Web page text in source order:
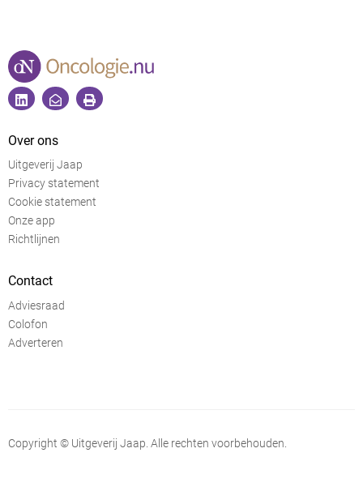
Over ons
Uitgeverij Jaap
Privacy statement
Cookie statement
Onze app
Richtlijnen
Contact
Adviesraad
Colofon
Adverteren
Copyright © Uitgeverij Jaap. Alle rechten voorbehouden.